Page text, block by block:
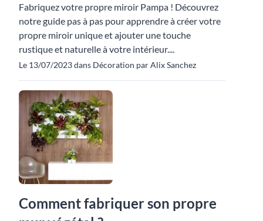
Fabriquez votre propre miroir Pampa ! Découvrez
notre guide pas à pas pour apprendre à créer votre
propre miroir unique et ajouter une touche
rustique et naturelle à votre intérieur....
Le 13/07/2023 dans Décoration par Alix Sanchez
Comment fabriquer son propre